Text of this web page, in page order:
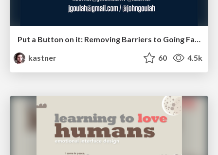
Put a Button on it: Removing Barriers to Going Fast.
kastner
60 4.5k